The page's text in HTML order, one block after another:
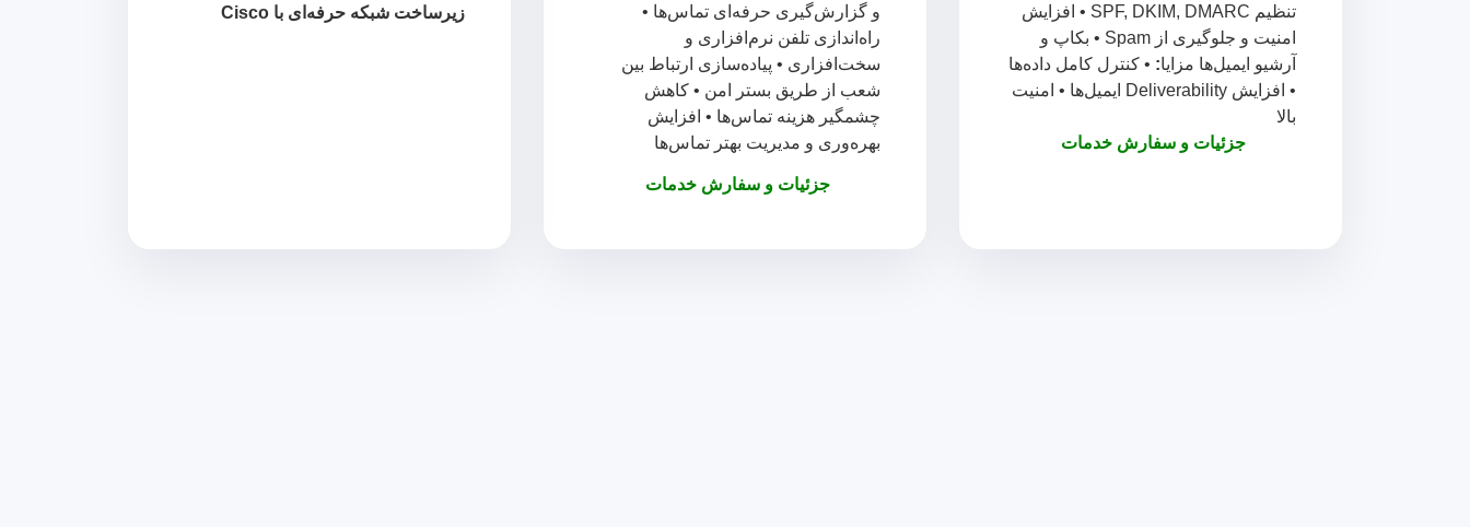
تنظیم SPF, DKIM, DMARC • افزایش
امنیت و جلوگیری از Spam • بکاپ و
آرشیو ایمیل‌ها مزایا: • کنترل کامل داده‌ها
• افزایش Deliverability ایمیل‌ها • امنیت
بالا
جزئیات و سفارش خدمات
و گزارش‌گیری حرفه‌ای تماس‌ها •
راه‌اندازی تلفن نرم‌افزاری و
سخت‌افزاری • پیاده‌سازی ارتباط بین
شعب از طریق بستر امن • کاهش
چشمگیر هزینه تماس‌ها • افزایش
بهره‌وری و مدیریت بهتر تماس‌ها
جزئیات و سفارش خدمات
زیرساخت شبکه حرفه‌ای با Cisco